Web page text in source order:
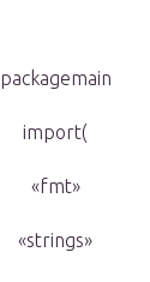
packagemain
import(
«fmt»
«strings»